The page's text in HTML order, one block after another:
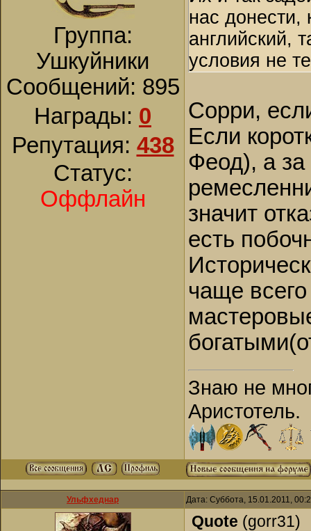
Группа:
Ушкуйники
Сообщений: 895
Награды: 0
Репутация: 438
Статус:
Оффлайн
нас донести,
английский,
условия не
Сорри,
Если
Феод), а
значит
есть
чаще
Знаю не
Аристотель.
Ульфхеднар Дата: Суббота, 15.01.2011,
Quote (gorr31)